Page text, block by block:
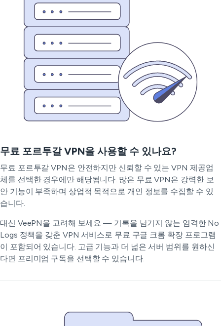
무료 포르투갈 VPN을 사용할 수 있나요?
무료 포르투갈 VPN은 안전하지만 신뢰할 수 있는 VPN 제공업
체를 선택한 경우에만 해당됩니다. 많은 무료 VPN은 강력한 보
안 기능이 부족하며 상업적 목적으로 개인 정보를 수집할 수 있
습니다.
대신 VeePN을 고려해 보세요 — 기록을 남기지 않는 엄격한 No
Logs 정책을 갖춘 VPN 서비스로 무료 구글 크롬 확장 프로그램
이 포함되어 있습니다. 고급 기능과 더 넓은 서버 범위를 원하신
다면 프리미엄 구독을 선택할 수 있습니다.